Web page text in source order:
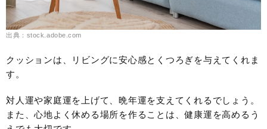
出典：stock.adobe.com
クッションは、リビングに安心感とくつろぎを与えてくれま
す。
対人運や家庭運を上げて、晩年運を支えてくれるでしょう。
また、心地よく休める場所を作ることは、健康運を高めるう